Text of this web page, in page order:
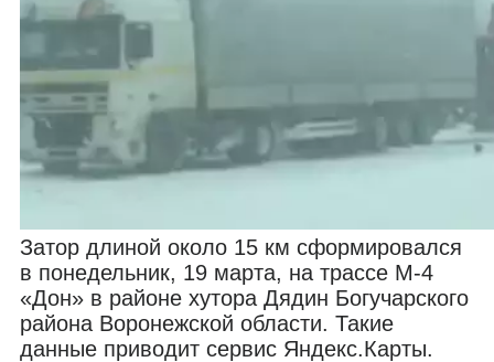
Затор длиной около 15 км сформировался
в понедельник, 19 марта, на трассе М-4
«Дон» в районе хутора Дядин Богучарского
района Воронежской области. Такие
данные приводит сервис Яндекс.Карты.